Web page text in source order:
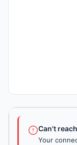
Can't
Your